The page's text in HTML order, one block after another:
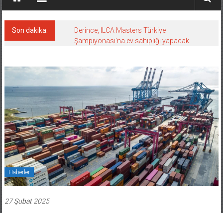
Son dakika:
Derince, ILCA Masters Türkiye
Şampiyonası’na ev sahipliği yapacak
Haberler
27 Şubat 2025